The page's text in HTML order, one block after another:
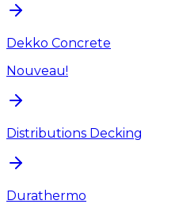
Dekko Concrete
Nouveau!
Distributions Decking
Durathermo